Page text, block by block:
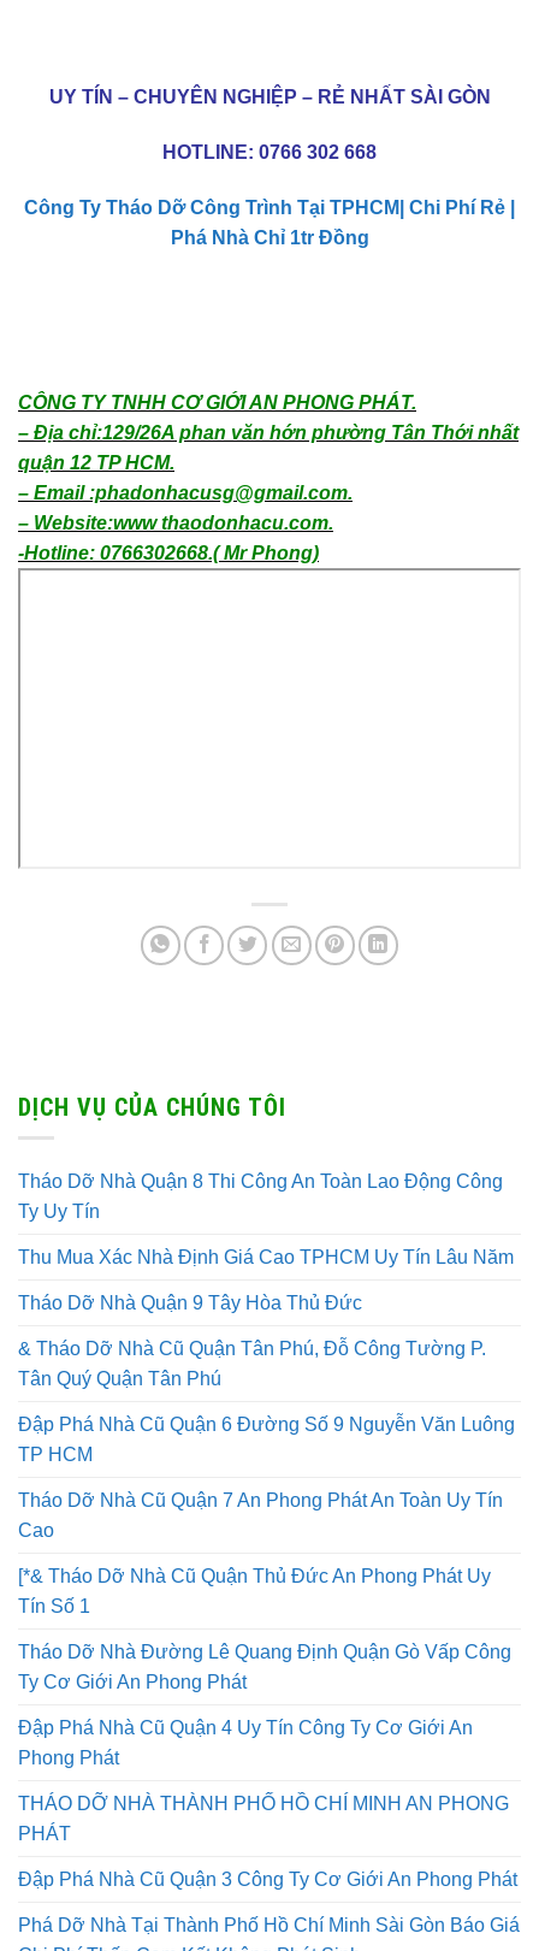
UY TÍN – CHUYÊN NGHIỆP – RẺ NHẤT SÀI GÒN
HOTLINE: 0766 302 668
Công Ty Tháo Dỡ Công Trình Tại TPHCM| Chi Phí Rẻ |
Phá Nhà Chỉ 1tr Đồng
CÔNG TY TNHH CƠ GIỚI AN PHONG PHÁT.
– Địa chỉ:129/26A phan văn hớn phường Tân Thới nhất
quận 12 TP HCM.
– Email :phadonhacusg@gmail.com.
– Website:www thaodonhacu.com.
-Hotline: 0766302668.( Mr Phong)
DỊCH VỤ CỦA CHÚNG TÔI
Tháo Dỡ Nhà Quận 8 Thi Công An Toàn Lao Động Công
Ty Uy Tín
Thu Mua Xác Nhà Định Giá Cao TPHCM Uy Tín Lâu Năm
Tháo Dỡ Nhà Quận 9 Tây Hòa Thủ Đức
& Tháo Dỡ Nhà Cũ Quận Tân Phú, Đỗ Công Tường P.
Tân Quý Quận Tân Phú
Đập Phá Nhà Cũ Quận 6 Đường Số 9 Nguyễn Văn Luông
TP HCM
Tháo Dỡ Nhà Cũ Quận 7 An Phong Phát An Toàn Uy Tín
Cao
[*& Tháo Dỡ Nhà Cũ Quận Thủ Đức An Phong Phát Uy
Tín Số 1
Tháo Dỡ Nhà Đường Lê Quang Định Quận Gò Vấp Công
Ty Cơ Giới An Phong Phát
Đập Phá Nhà Cũ Quận 4 Uy Tín Công Ty Cơ Giới An
Phong Phát
THÁO DỠ NHÀ THÀNH PHỐ HỒ CHÍ MINH AN PHONG
PHÁT
Đập Phá Nhà Cũ Quận 3 Công Ty Cơ Giới An Phong Phát
Phá Dỡ Nhà Tại Thành Phố Hồ Chí Minh Sài Gòn Báo Giá